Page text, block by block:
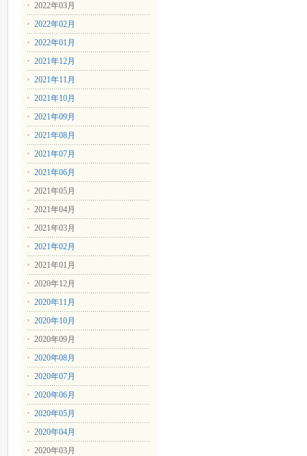
2022年03月
2022年02月
2022年01月
2021年12月
2021年11月
2021年10月
2021年09月
2021年08月
2021年07月
2021年06月
2021年05月
2021年04月
2021年03月
2021年02月
2021年01月
2020年12月
2020年11月
2020年10月
2020年09月
2020年08月
2020年07月
2020年06月
2020年05月
2020年04月
2020年03月